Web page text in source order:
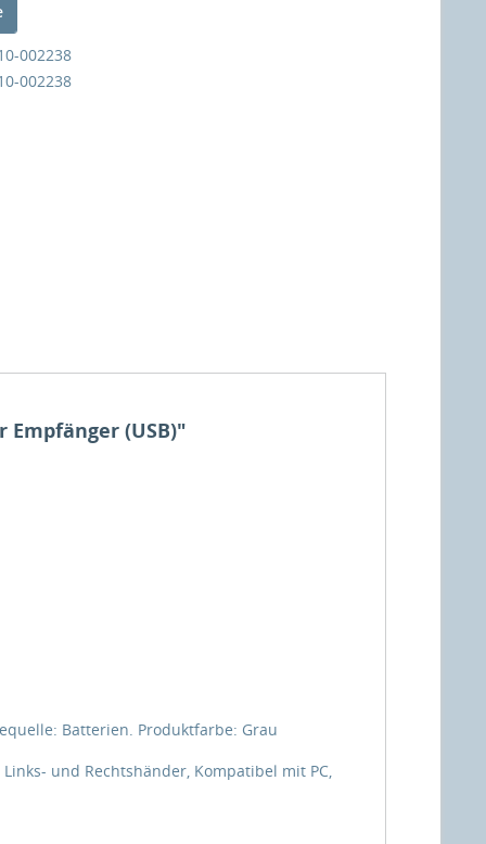
002238
002238
(USB)"
Batterien. Produktfarbe: Grau
und Rechtshänder, Kompatibel mit PC,